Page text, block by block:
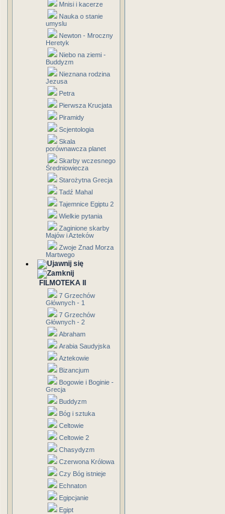
Mnisi i kacerze
Nauka o stanie
umyslu
Newton - Mroczny
Heretyk
Niebo na ziemi -
Buddyzm
Nieznana rodzina
Jezusa
Petra
Pierwsza Krucjata
Piramidy
Scjentologia
Skala
porównawcza planet
Skarby wczesnego
Średniowiecza
Starożytna Grecja
Tadź Mahal
Tajemnice Egiptu 2
Wielkie pytania
Zaginione skarby
Majów i Azteków
Zwoje Znad Morza
Martwego
FILMOTEKA II
7 Grzechów
Głównych - 1
7 Grzechów
Głównych - 2
Abraham
Arabia Saudyjska
Aztekowie
Bizancjum
Bogowie i Boginie -
Grecja
Buddyzm
Bóg i sztuka
Celtowie
Celtowie 2
Chasydyzm
Czerwona Królowa
Czy Bóg istnieje
Echnaton
Egipcjanie
Egipt